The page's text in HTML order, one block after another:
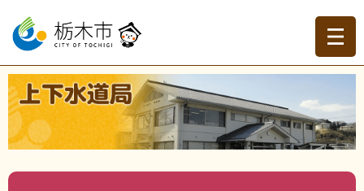
ー
の
先
頭
で
す。
ニ
ー
を
飛
ば
し
て
本
現在地
トップページ > 上下水道局 >キッズページ>水道（すい
どう）と下水道（げすいどう）のしくみをしろう！>>水
道（すいどう）と下水道（げすいどう）のしくみをしろ